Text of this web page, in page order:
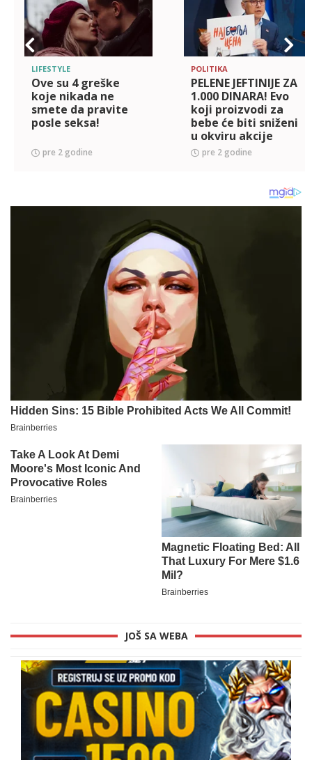
LIFESTYLE
Ove su 4 greške
koje nikada ne
smete da pravite
posle seksa!
pre 2 godine
POLITIKA
PELENE JEFTINIJE ZA
1.000 DINARA! Evo
koji proizvodi za
bebe će biti sniženi
u okviru akcije
'Najbolja cena'
pre 2 godine
JOŠ SA WEBA